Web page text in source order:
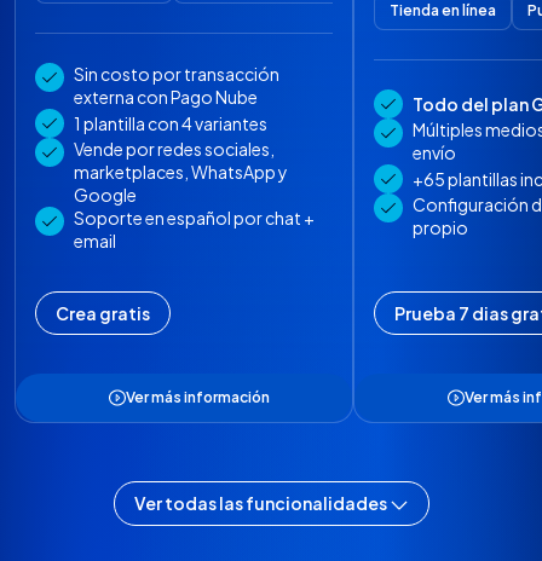
Sin costo por transacción
externa con Pago Nube
1 plantilla con 4 variantes
Vende por redes sociales,
marketplaces, WhatsApp y
Google
Soporte en español por chat +
email
Crea gratis
Ver más información
Tienda en línea
Todo del plan
Múltiples
envío
+65 plantillas
Configuración
propio
Prueba 7 dias
Ver más
Ver todas las funcionalidades